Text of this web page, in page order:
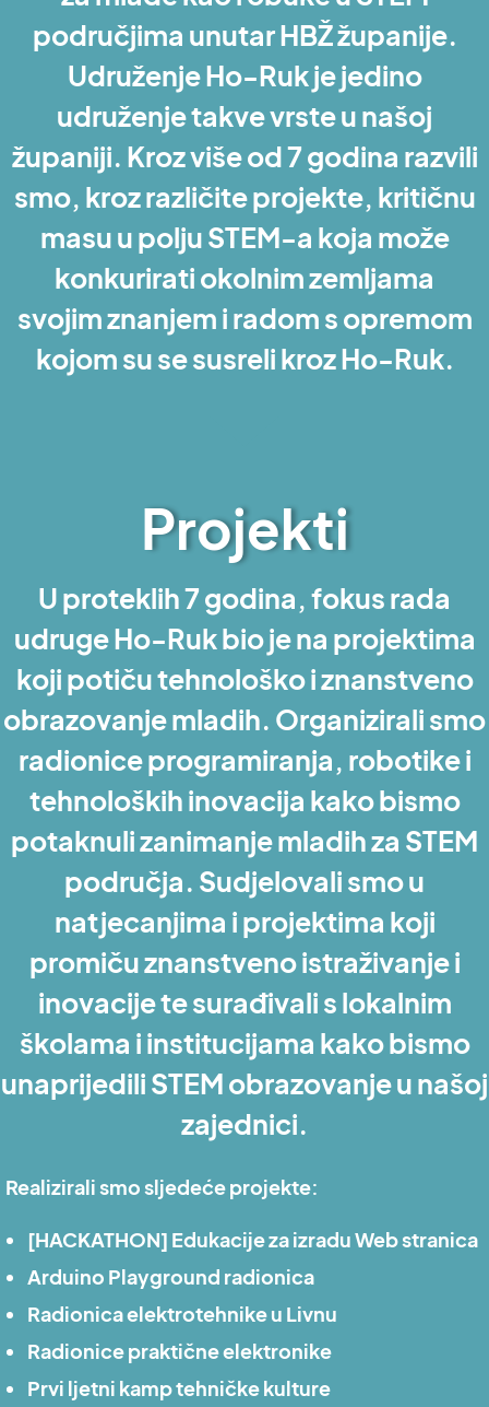
područjima unutar HBŽ županije.
Udruženje Ho-Ruk je jedino
udruženje takve vrste u našoj
županiji. Kroz više od 7 godina razvili
smo, kroz različite projekte, kritičnu
masu u polju STEM-a koja može
konkurirati okolnim zemljama
svojim znanjem i radom s opremom
kojom su se susreli kroz Ho-Ruk.
Projekti
U proteklih 7 godina, fokus rada
udruge Ho-Ruk bio je na projektima
koji potiču tehnološko i znanstveno
obrazovanje mladih. Organizirali smo
radionice programiranja, robotike i
tehnoloških inovacija kako bismo
potaknuli zanimanje mladih za STEM
područja. Sudjelovali smo u
natjecanjima i projektima koji
promiču znanstveno istraživanje i
inovacije te surađivali s lokalnim
školama i institucijama kako bismo
unaprijedili STEM obrazovanje u našoj
zajednici.
Realizirali smo sljedeće projekte:
[HACKATHON] Edukacije za izradu Web stranica
Arduino Playground radionica
Radionica elektrotehnike u Livnu
Radionice praktične elektronike
Prvi ljetni kamp tehničke kulture